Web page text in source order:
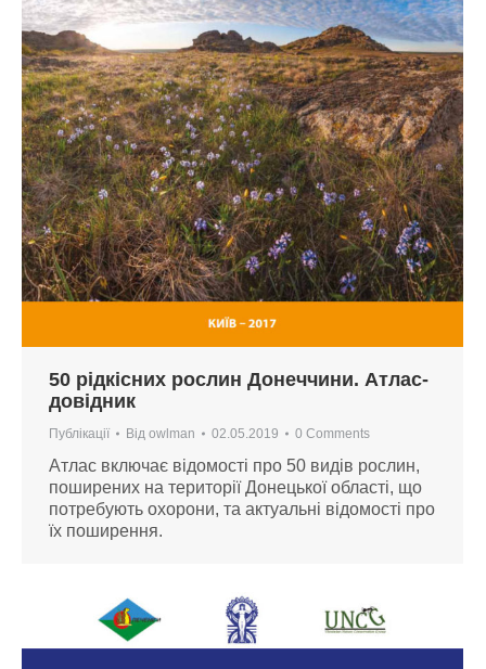
50 рідкісних рослин Донеччини. Атлас-
довідник
Публікації Від owlman 02.05.2019 0 Comments
Атлас включає відомості про 50 видів рослин,
поширених на території Донецької області, що
потребують охорони, та актуальні відомості про
їх поширення.